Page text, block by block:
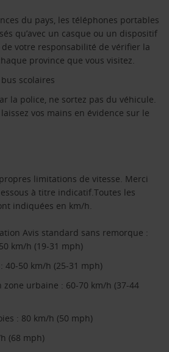
du pays, les téléphones portables
qu’avec un casque ou un dispositif
votre responsabilité de vérifier la
province que vous visitez.
scolaires
la police, ne sortez pas du véhicule.
vos mains en évidence sur le
limitations de vitesse. Merci
à titre indicatif.Toutes les
indiquées en km/h.
Avis standard sans remorque :
km/h (19-31 mph)
40-50 km/h (25-31 mph)
zone urbaine : 60-70 km/h (37-44
: 80 km/h (50 mph)
(68 mph)